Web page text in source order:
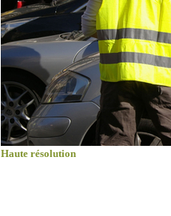
Haute résolution